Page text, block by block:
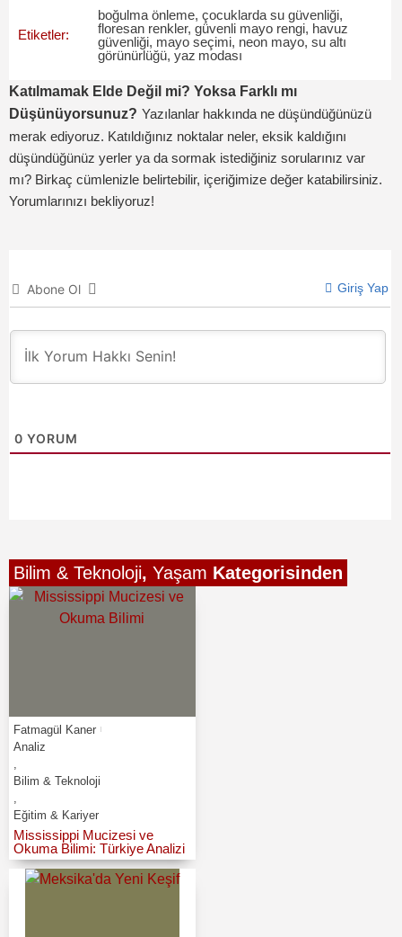
Etiketler:
boğulma önleme,çocuklarda su güvenliği,
floresan renkler,güvenli mayo rengi, havuz
güvenliği, mayo seçimi, neon mayo,su altı
görünürlüğü,yaz modası
Katılmamak Elde Değil mi? Yoksa Farklı mı
Düşünüyorsunuz? Yazılanlar hakkında ne düşündüğünüzü
merak ediyoruz. Katıldığınız noktalar neler, eksik kaldığını
düşündüğünüz yerler ya da sormak istediğiniz sorularınız var
mı? Birkaç cümlenizle belirtebilir, içeriğimize değer katabilirsiniz.
Yorumlarınızı bekliyoruz!
Abone Ol Giriş Yap
0 YORUM
Bilim & Teknoloji, Yaşam Kategorisinden
Fatmagül Kaner
Analiz
Bilim & Teknoloji
Eğitim & Kariyer
Mississippi Mucizesi ve
Okuma Bilimi: Türkiye Analizi